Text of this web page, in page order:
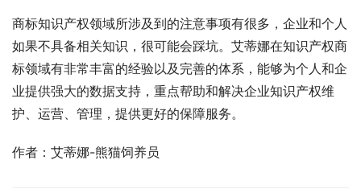
商标知识产权领域所涉及到的注意事项有很多，企业和个人
如果不具备相关知识，很可能会踩坑。艾蒂娜在知识产权商
标领域有非常丰富的经验以及完善的体系，能够为个人和企
业提供强大的数据支持，重点帮助和解决企业知识产权维
护、运营、管理，提供更好的保障服务。
作者：艾蒂娜-熊猫饲养员